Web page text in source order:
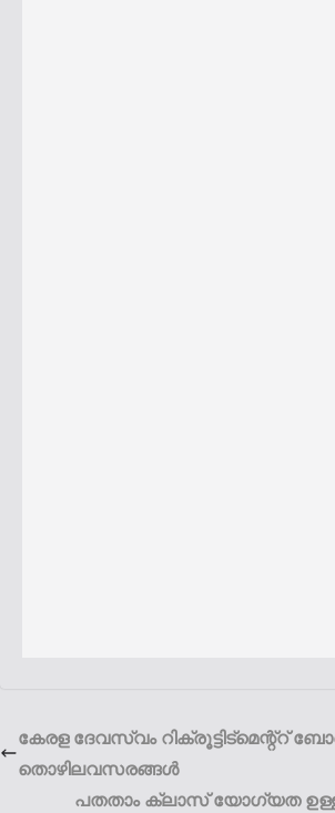
കേരള ദേവസ്വം റിക്രൂട്ടിട്മെന്റ്റ്
തൊഴിലവസരങ്ങൾ
പതതാം ക്ലാസ് യോഗ്യത